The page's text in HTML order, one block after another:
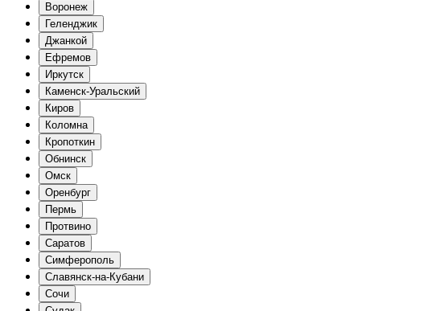
Воронеж
Геленджик
Джанкой
Ефремов
Иркутск
Каменск-Уральский
Киров
Коломна
Кропоткин
Обнинск
Омск
Оренбург
Пермь
Протвино
Саратов
Симферополь
Славянск-на-Кубани
Сочи